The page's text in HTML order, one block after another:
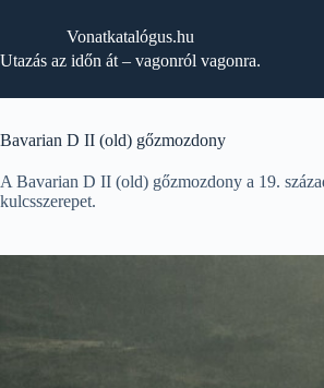
Vonatkatalógus.hu
Utazás az időn át – vagonról vagonra.
Bavarian D II (old) gőzmozdony
A Bavarian D II (old) gőzmozdony a 19.
kulcsszerepet.